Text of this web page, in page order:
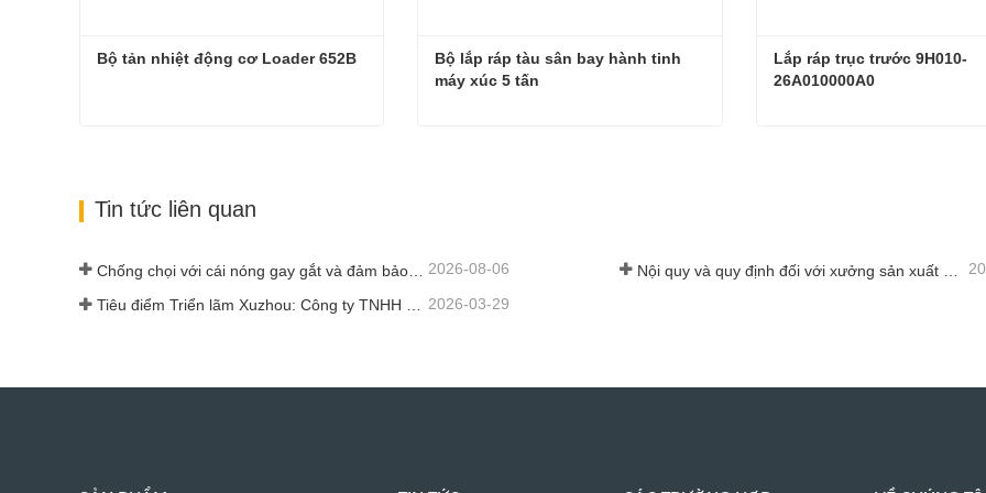
Bộ tản nhiệt động cơ Loader 652B
Bộ lắp ráp tàu sân bay hành tinh
máy xúc 5 tấn
Lắp ráp trục trước 9H010-
26A010000A0
Tin tức liên quan
2026-08-06
2026-03-29